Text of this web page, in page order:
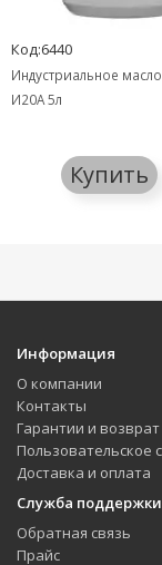
Код:6440
Индустриальное
И20А 5л
Купить
Информация
О компании
Контакты
Гарантии и возврат
Пользовательское
Доставка и оплата
Служба поддержки
Обратная связь
Прайс